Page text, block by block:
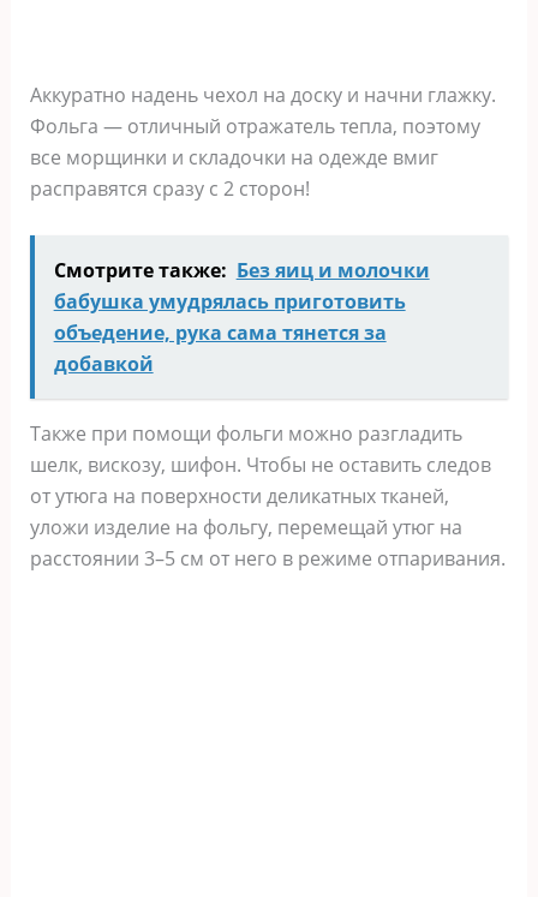
Аккуратно надень чехол на доску и начни глажку.
Фольга — отличный отражатель тепла, поэтому
все морщинки и складочки на одежде вмиг
расправятся сразу с 2 сторон!
Смотрите также: Без яиц и молочки
бабушка умудрялась приготовить
объедение, рука сама тянется за
добавкой
Также при помощи фольги можно разгладить
шелк, вискозу, шифон. Чтобы не оставить следов
от утюга на поверхности деликатных тканей,
уложи изделие на фольгу, перемещай утюг на
расстоянии 3–5 см от него в режиме отпаривания.